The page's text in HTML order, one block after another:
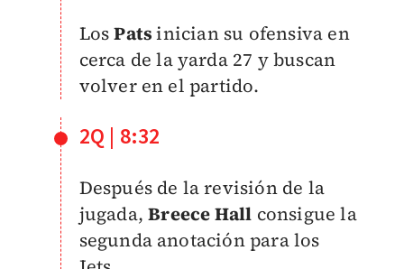
LosPatsinician su ofensiva en
cerca de la yarda 27 y buscan
volver en el partido.
2Q | 8:32
Después de la revisión de la
jugada,Breece Hall consigue la
segunda anotación para los